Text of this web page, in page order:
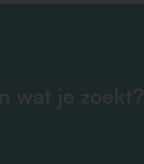
wat je zoekt?